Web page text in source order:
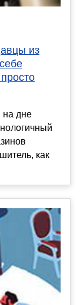
из
на дне
как